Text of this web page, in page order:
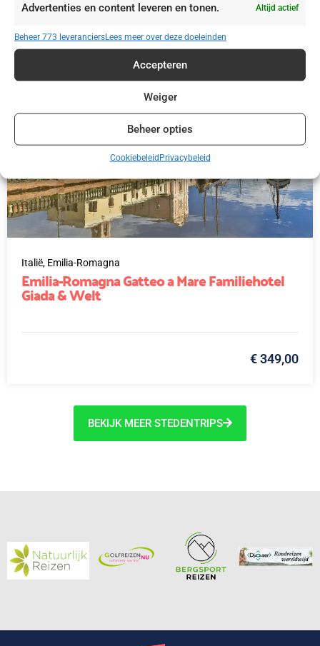
Advertenties en content leveren en tonen. Altijd actief
Beheer 773 leveranciersLees meer over deze doeleinden
Accepteren
Weiger
Beheer opties
CookiebeleidPrivacybeleid
Italië, Emilia-Romagna
Emilia-Romagna Gatteo a Mare Familiehotel
Giada & Welt
€ 349,00
BEKIJK MEER STEDENTRIPS